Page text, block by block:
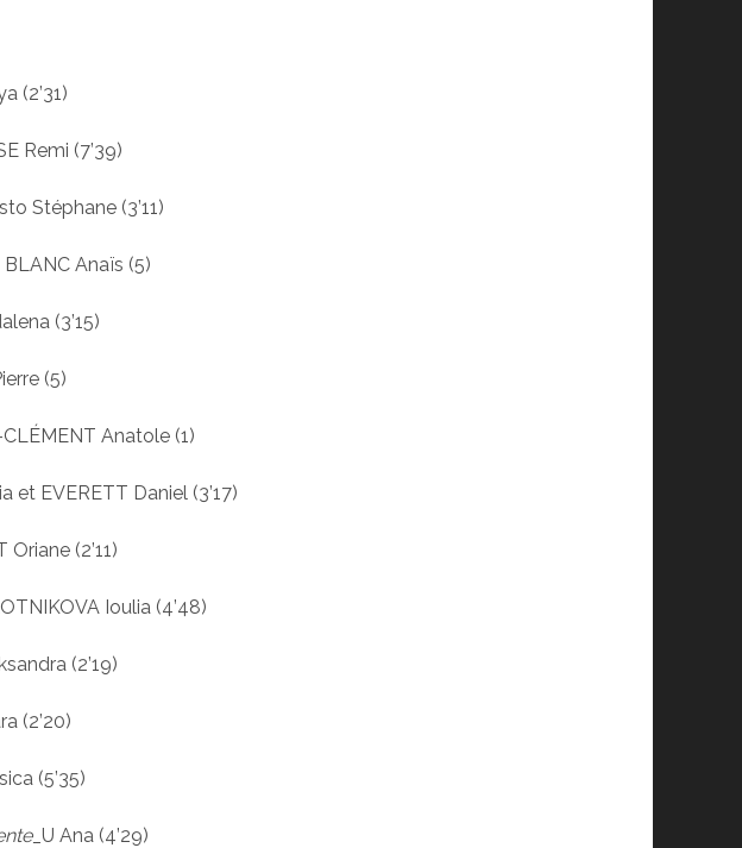
(2’31)
Remi (7’39)
Stéphane (3’11)
BLANC Anaïs (5)
(3’15)
(5)
Anatole (1)
et EVERETT Daniel (3’17)
(2’11)
Ioulia (4’48)
(2’19)
(2’20)
(5’35)
U Ana (4’29)